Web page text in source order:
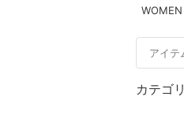
WOMEN
カテゴリ